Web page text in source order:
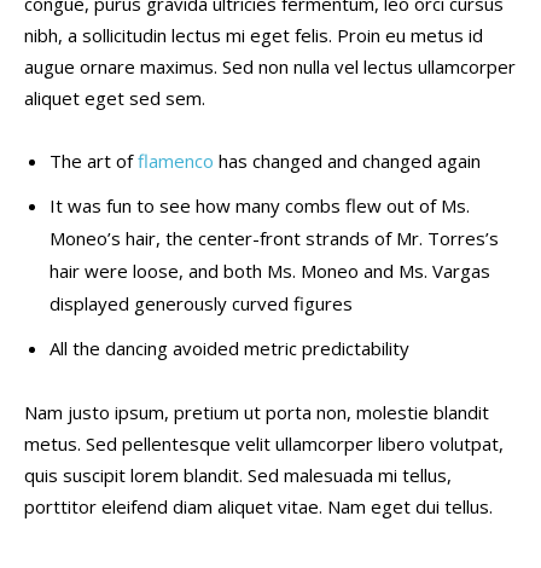
nibh, a sollicitudin lectus mi eget felis. Proin eu metus id
augue ornare maximus. Sed non nulla vel lectus ullamcorper
aliquet eget sed sem.
The art offlamenco has changed and changed again
It was fun to see how many combs flew out of Ms.
Moneo’s hair, the center-front strands of Mr. Torres’s
hair were loose, and both Ms. Moneo and Ms. Vargas
displayed generously curved figures
All the dancing avoided metric predictability
Nam justo ipsum, pretium ut porta non, molestie blandit
metus. Sed pellentesque velit ullamcorper libero volutpat,
quis suscipit lorem blandit. Sed malesuada mi tellus,
porttitor eleifend diam aliquet vitae. Nam eget dui tellus.